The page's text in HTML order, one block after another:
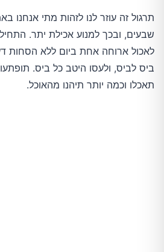
תרגול זה עוזר לנו לזהות מתי אנחנו
שבעים, ובכך למנוע אכילת יתר.
לאכול ארוחה אחת ביום ללא הסחות
ביס לביס, ולעסו היטב כל ביס.
תאכלו וכמה יותר תיהנו מהאוכל.